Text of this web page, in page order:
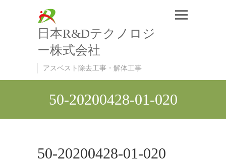
日本R&Dテクノロジ
ー株式会社
アスベスト除去工事・解体工事
50-20200428-01-020
50-20200428-01-020